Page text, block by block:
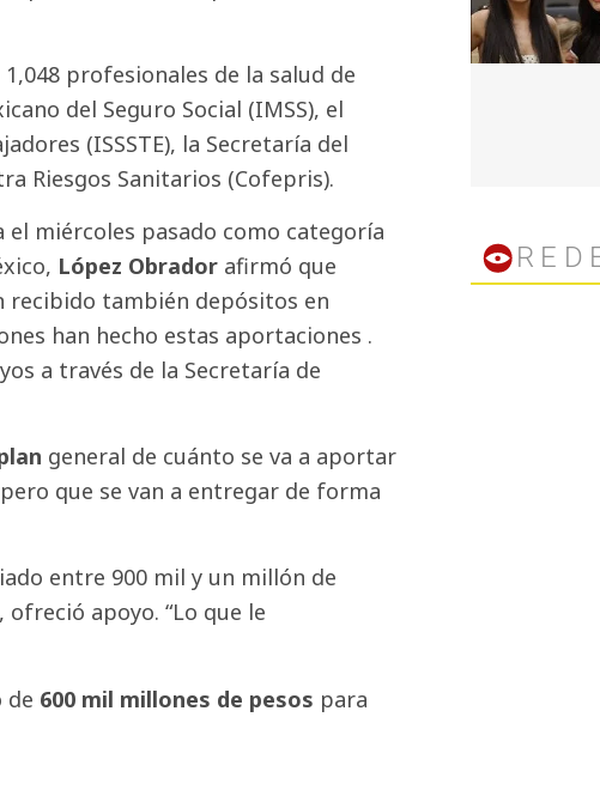
1,048 profesionales de la salud de
del Seguro Social (IMSS), el
(ISSSTE), la Secretaría del
Riesgos Sanitarios (Cofepris).
miércoles pasado como categoría
López Obrador afirmó que
recibido también depósitos en
han hecho estas aportaciones .
a través de la Secretaría de
general de cuánto se va a aportar
que se van a entregar de forma
entre 900 mil y un millón de
, ofreció apoyo. “Lo que le
de 600 mil millones de pesos para